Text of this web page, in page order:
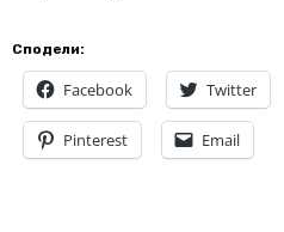
Сподели:
Facebook Twitter
Pinterest Email